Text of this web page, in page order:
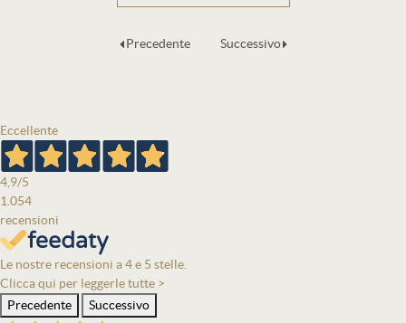
Precedente Successivo
Eccellente
4,9/5
1.054
recensioni
Le nostre recensioni a 4 e 5 stelle.
Clicca qui per leggerle tutte >
Precedente
Successivo